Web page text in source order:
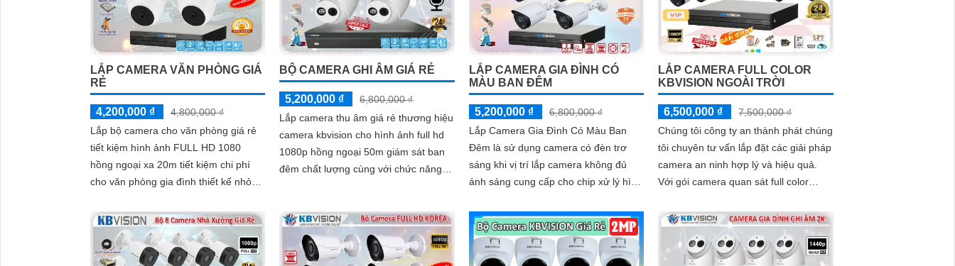
LẮP CAMERA VĂN PHÒNG GIÁ
RẺ
4,200,000 ₫
4,800,000 ₫
Lắp bộ camera cho văn phòng giá rẻ
tiết kiệm hình ảnh FULL HD 1080
hồng ngoại xa 20m tiết kiệm chi phí
cho văn phòng gia đình thiết kế nhỏ
định
BỘ CAMERA GHI ÂM GIÁ RẺ
5,200,000 ₫
6,800,000 ₫
Lắp camera thu âm giá rẻ thương hiệu
camera kbvision cho hình ảnh full hd
1080p hồng ngoại 50m giám sát ban
đêm chất lượng cùng với chức năng
LẮP CAMERA GIA ĐÌNH CÓ
MÀU BAN ĐÊM
5,200,000 ₫
6,800,000 ₫
Lắp Camera Gia Đình Có Màu Ban
Đêm là sử dụng camera có đèn trơ
sáng khi vị trí lắp camera không đủ
ánh sáng cung cấp cho chip xử lý hình
FULL HD khả năng giám sát ban đêm
có màu 20m thương hiệu kbvision
LẮP CAMERA FULL COLOR
KBVISION NGOÀI TRỜI
6,500,000 ₫
7,500,000 ₫
Chúng tôi công ty an thành phát chúng
tôi chuyên tư vấn lắp đặt các giải pháp
camera an ninh hợp lý và hiệu quả.
Với gói camera quan sát full color